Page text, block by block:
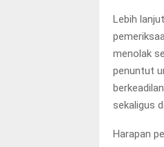
Lebih
menolak
penuntut
sekaligus
Harapan